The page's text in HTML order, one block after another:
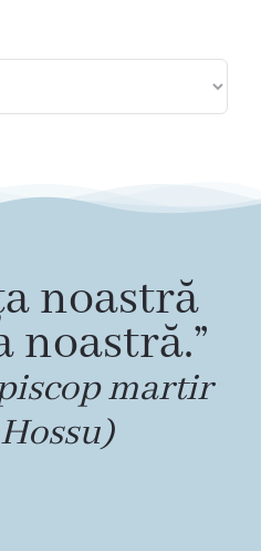
noastră
noastră.”
martir